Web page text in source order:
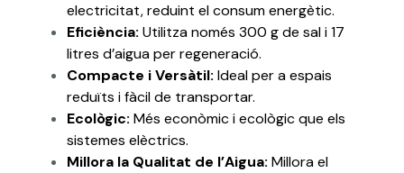
electricitat, reduint el consum energètic.
Eficiència: Utilitza només 300 g de sal i 17
litres d’aigua per regeneració.
Compacte i Versàtil: Ideal per a espais
reduïts i fàcil de transportar.
Ecològic: Més econòmic i ecològic que els
sistemes elèctrics.
Millora la Qualitat de l’Aigua: Millora el